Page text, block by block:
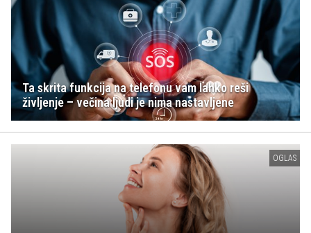
Ta skrita funkcija na telefonu vam lahko reši
življenje – večina ljudi je nima nastavljene
OGLAS